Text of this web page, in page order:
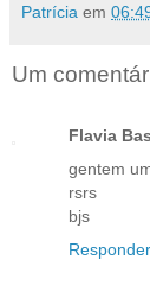
Patrícia em
Um
Flavia
gentem
rsrs
bjs
Responder